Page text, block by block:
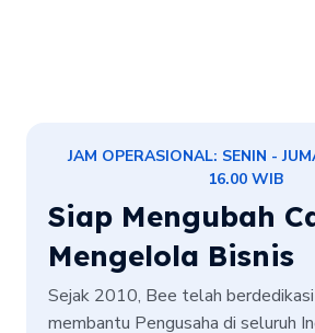
JAM OPERASIONAL: SENIN -
16.00 WIB
Siap Mengubah
Mengelola Bisnis
Sejak 2010, Bee telah
membantu Pengusaha di seluruh